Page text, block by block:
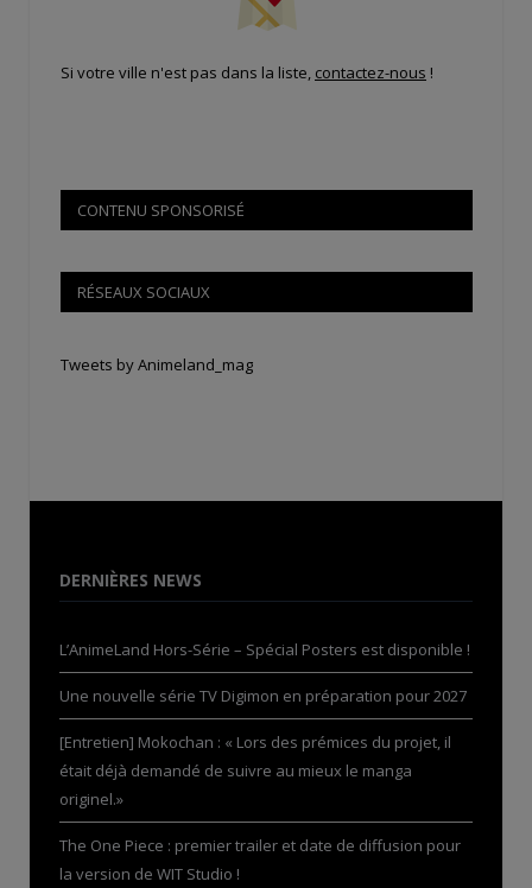
Si votre ville n'est pas dans la liste, contactez-nous !
CONTENU SPONSORISÉ
RÉSEAUX SOCIAUX
Tweets by Animeland_mag
DERNIÈRES NEWS
L’AnimeLand Hors-Série – Spécial Posters est disponible !
Une nouvelle série TV Digimon en préparation pour 2027
[Entretien] Mokochan : « Lors des prémices du projet, il
était déjà demandé de suivre au mieux le manga
originel.»
The One Piece : premier trailer et date de diffusion pour
la version de WIT Studio !